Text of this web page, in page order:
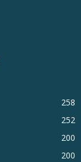
258
252
200
200